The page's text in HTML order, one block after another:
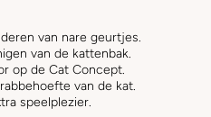
van nare geurtjes.
van de kattenbak.
op de Cat Concept.
van de kat.
speelplezier.